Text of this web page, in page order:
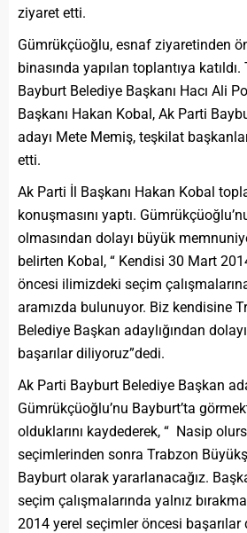
ziyaret etti.
Gümrükçüoğlu, esnaf ziyaretinden
binasında yapılan toplantıya katıldı.
Bayburt Belediye Başkanı Hacı Ali
Başkanı Hakan Kobal, Ak Parti
adayı Mete Memiş, teşkilat
etti.
Ak Parti İl Başkanı Hakan Kobal
konuşmasını yaptı.
olmasından dolayı büyük
belirten Kobal, “ Kendisi 30 Mart
öncesi ilimizdeki seçim
aramızda bulunuyor. Biz kendisine
Belediye Başkan adaylığından
başarılar diliyoruz”dedi.
Ak Parti Bayburt Belediye Başkan
Gümrükçüoğlu’nu Bayburt’ta
olduklarını kaydederek, “ Nasip
seçimlerinden sonra Trabzon
Bayburt olarak yararlanacağız.
seçim çalışmalarında yalnız
2014 yerel seçimler öncesi başarılar